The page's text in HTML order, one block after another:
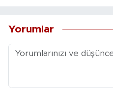
Yorumlar